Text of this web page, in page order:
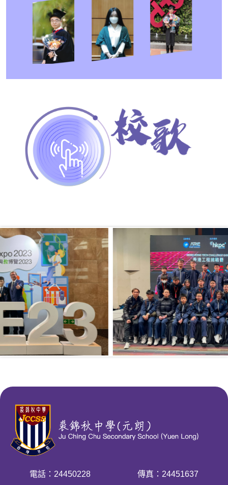
電話：24450228 傳真：24451637